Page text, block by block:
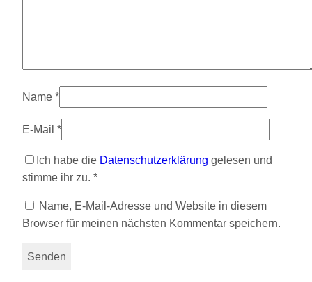
Name *
E-Mail *
Ich habe die Datenschutzerklärung gelesen und
stimme ihr zu. *
Name, E-Mail-Adresse und Website in diesem
Browser für meinen nächsten Kommentar speichern.